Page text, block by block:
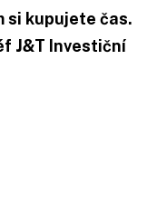
si kupujete čas.
J&T Investiční